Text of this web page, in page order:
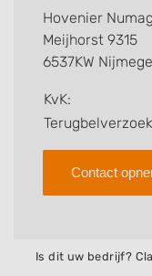
review
bedrijf.
Zoekt u een ander
hoveniers en
Hovenier
Meijhorst 9315
6537KW
KvK:
Contact
Is dit uw bedrijf?